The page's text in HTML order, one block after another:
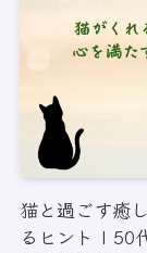
猫と過ごす癒
るヒント | 50